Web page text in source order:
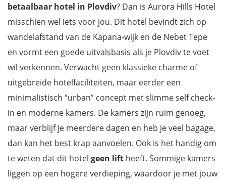
betaalbaar hotel in Plovdiv? Dan is Aurora Hills Hotel
misschien wel iets voor jou. Dit hotel bevindt zich op
wandelafstand van de Kapana-wijk en de Nebet Tepe
en vormt een goede uitvalsbasis als je Plovdiv te voet
wil verkennen. Verwacht geen klassieke charme of
uitgebreide hotelfaciliteiten, maar eerder een
minimalistisch “urban” concept met slimme self check-
in en moderne kamers. De kamers zijn ruim genoeg,
maar verblijf je meerdere dagen en heb je veel bagage,
dan kan het best krap aanvoelen. Ook is het handig om
te weten dat dit hotel geen lift heeft. Sommige kamers
liggen op een hogere verdieping, waardoor je met jouw